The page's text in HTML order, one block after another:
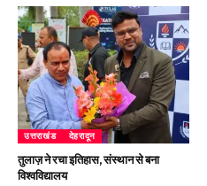
उत्तराखंड देहरादून
तुलाज़ ने रचा इतिहास, संस्थान से बना
विश्वविद्यालय